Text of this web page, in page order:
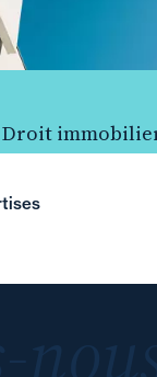
Droit immobilier